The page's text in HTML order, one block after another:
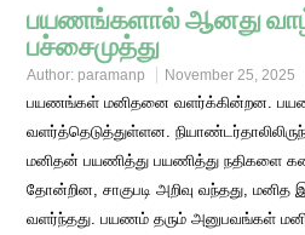
பயணங்களால் ஆனது
பச்சைமுத்து
Author: paramanp November 25, 2025
பயணங்கள் மனிதனை வளர்க்கின்றன.
வளர்த்தெடுத்துள்ளன.
மனிதன் பயணித்து பயணித்து நதிகளை
தோன்றின, சாகுபடி அறிவு வந்தது, மனித
வளர்ந்தது. பயணம் தரும் அனுபவங்கள்